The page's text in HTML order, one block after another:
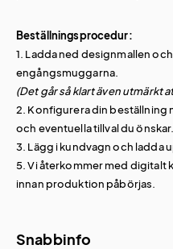
Beställningsprocedur:
1. Ladda ned designmallen
engångsmuggarna.
(Det går så klart även utmärkt
2. Konfigurera din beställning
och eventuella tillval du önskar.
3. Lägg i kundvagn och ladda
5. Vi återkommer med
innan produktion påbörjas.
Snabbinfo